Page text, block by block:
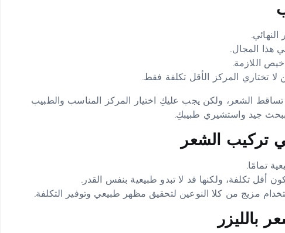
هذا المجال.
اللازمة.
لا تختاري المركز الأقل تكلفة فقط.
الشعر، ولكن يجب عليكِ اختيار المركز المناسب والطبيب
ببحث جيد واستشيري طبيبكِ.
تركيب الشعر
تمامًا.
أقل تكلفة، ولكنها قد لا تبدو طبيعية بنفس القدر.
مزيج من كلا النوعين لتحقيق مظهر طبيعي وتوفير التكلفة.
بالليزر